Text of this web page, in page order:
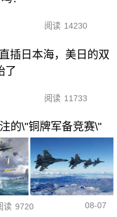
阅读 14230
插日本海，美日的双
了
阅读 11733
的\"铜牌军备竞赛\"
读 9720 08-07